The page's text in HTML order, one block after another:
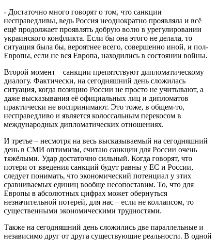
- Достаточно много говорят о том, что санкции
несправедливы, ведь Россия неоднократно проявляла и всё
ещё продолжает проявлять добрую волю в урегулировании
украинского конфликта. Если бы она этого не делала, то
ситуация была бы, вероятнее всего, совершенно иной, и пол-
Европы, если не вся Европа, находились в состоянии войны.
Второй момент – санкции препятствуют дипломатическому
диалогу. Фактически, на сегодняшний день сложилась
ситуация, когда позицию России не просто не учитывают, а
даже высказывания её официальных лиц и дипломатов
практически не воспринимают. Это тоже, в общем-то,
несправедливо и является колоссальным перекосом в
международных дипломатических отношениях.
И третье – несмотря на весь высказываемый на сегодняшний
день в СМИ оптимизм, считаю санкции для России очень
тяжёлыми. Удар достаточно сильный. Когда говорят, что
потери от введения санкций будут равны у ЕС и России,
следует понимать, что экономический потенциал у этих
сравниваемых единиц вообще несопоставим. То, что для
Европы в абсолютных цифрах может обернуться
незначительной потерей, для нас – если не коллапсом, то
существенными экономическими трудностями.
Также на сегодняшний день сложились две параллельные и
независимо друг от друга существующие реальности. В одной